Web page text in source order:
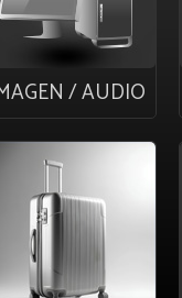
/ AUDIO